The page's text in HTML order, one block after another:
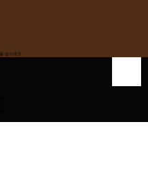
받으세요.